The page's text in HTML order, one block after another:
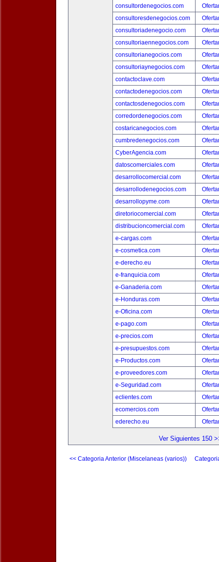
consultordenegocios.com
consultoresdenegocios.com
consultoriadenegocio.com
consultoriaennegocios.com
consultorianegocios.com
consultoriaynegocios.com
contactoclave.com
contactodenegocios.com
contactosdenegocios.com
corredordenegocios.com
costaricanegocios.com
cumbredenegocios.com
CyberAgencia.com
datoscomerciales.com
desarrollocomercial.com
desarrollodenegocios.com
desarrollopyme.com
diretoriocomercial.com
distribucioncomercial.com
e-cargas.com
e-cosmetica.com
e-derecho.eu
e-franquicia.com
e-Ganaderia.com
e-Honduras.com
e-Oficina.com
e-pago.com
e-precios.com
e-presupuestos.com
e-Productos.com
e-proveedores.com
e-Seguridad.com
eclientes.com
ecomercios.com
ederecho.eu
Ver Siguientes 150
<< Categoria Anterior (Miscelaneas (varios))